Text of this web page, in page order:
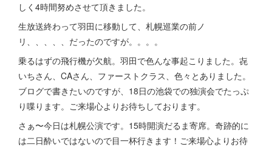
しく4時間努めさせて頂きました。
生放送終わって羽田に移動して、札幌巡業の前ノ
リ、、、、、だったのですが。。。。
乗るはずの飛行機が欠航。羽田で色んな事起こりました。㐂
いちさん、CAさん、ファーストクラス、色々とありました。
ブログで書きたいのですが、18日の池袋での独演会でたっぷ
り喋ります。ご来場心よりお待ちしております。
さぁ〜今日は札幌公演です。15時開演だるま寄席。奇跡的に
は二日酔いではないので目一杯行きます！ご来場心よりお待